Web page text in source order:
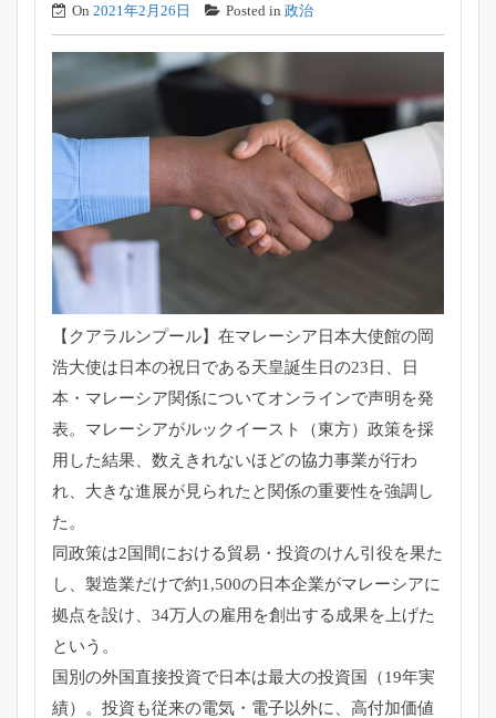
On 2021年2月26日 Posted in 政治
【クアラルンプール】 在マレーシア日本大使館の岡
浩大使は日本の祝日である天皇誕生日の23日、日
本・ マレーシア関係についてオンラインで声明を発
表。 マレーシアがルックイースト（東方）政策を採
用した結果、 数えきれないほどの協力事業が行わ
れ、 大きな進展が見られたと関係の重要性を強調し
た。
同政策は2国間における貿易・投資のけん引役を果た
し、 製造業だけで約1,500の日本企業がマレーシアに
拠点を設け、 34万人の雇用を創出する成果を上げた
という。
国別の外国直接投資で日本は最大の投資国（19年実
績）。 投資も従来の電気・電子以外に、 高付加価値